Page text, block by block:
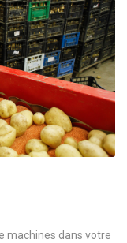
machines dans votre